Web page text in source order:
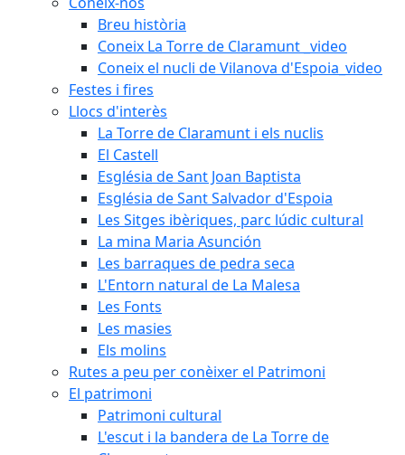
Breu història
Coneix La Torre de Claramunt _video
Coneix el nucli de Vilanova d'Espoia_video
Festes i fires
Llocs d'interès
La Torre de Claramunt i els nuclis
El Castell
Església de Sant Joan Baptista
Església de Sant Salvador d'Espoia
Les Sitges ibèriques, parc lúdic cultural
La mina Maria Asunción
Les barraques de pedra seca
L'Entorn natural de La Malesa
Les Fonts
Les masies
Els molins
Rutes a peu per conèixer el Patrimoni
El patrimoni
Patrimoni cultural
L'escut i la bandera de La Torre de